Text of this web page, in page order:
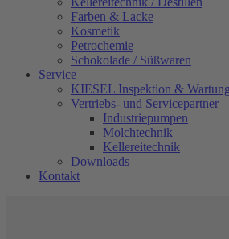
Farben & Lacke
Kosmetik
Petrochemie
Schokolade / Süßwaren
Service
KIESEL Inspektion &
Vertriebs- und Servicepartner
Industriepumpen
Molchtechnik
Kellereitechnik
Downloads
Kontakt